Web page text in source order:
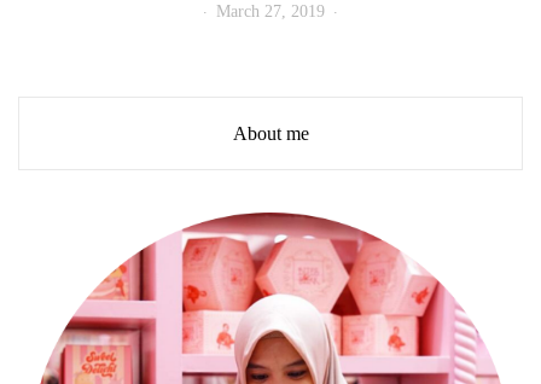
March 27, 2019
About me